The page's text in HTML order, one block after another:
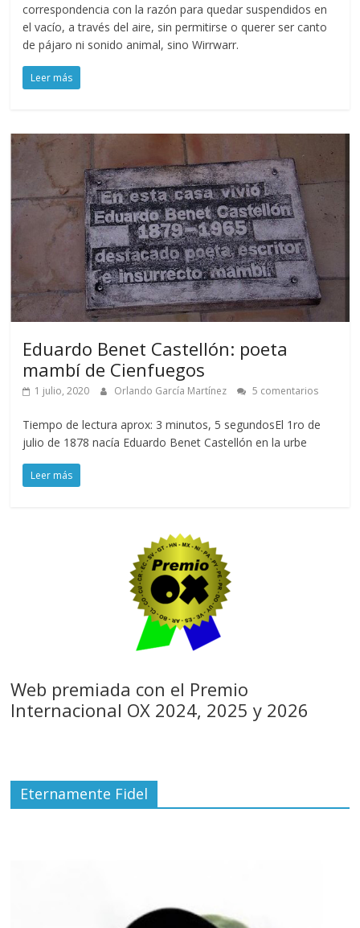
correspondencia con la razón para quedar suspendidos en
el vacío, a través del aire, sin permitirse o querer ser canto
de pájaro ni sonido animal, sino Wirrwarr.
Leer más
Eduardo Benet Castellón: poeta
mambí de Cienfuegos
1 julio, 2020 Orlando García Martínez 5 comentarios
Tiempo de lectura aprox: 3 minutos, 5 segundosEl 1ro de
julio de 1878 nacía Eduardo Benet Castellón en la urbe
Leer más
Web premiada con el Premio
Internacional OX 2024, 2025 y 2026
Eternamente Fidel